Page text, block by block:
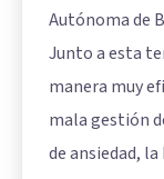
Autónoma de
Junto a esta
manera muy
mala gestión
de ansiedad,